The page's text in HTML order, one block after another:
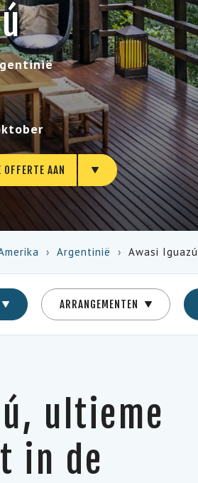
AAN
Argentinië Awasi Iguazú
ARRANGEMENTEN
ultieme
in de